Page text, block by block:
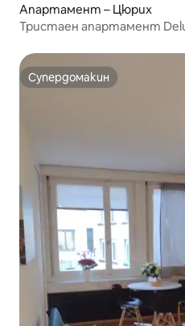
Апартамент – Цюрих
Тристаен апартамент
Супердомакин
Супердомакин